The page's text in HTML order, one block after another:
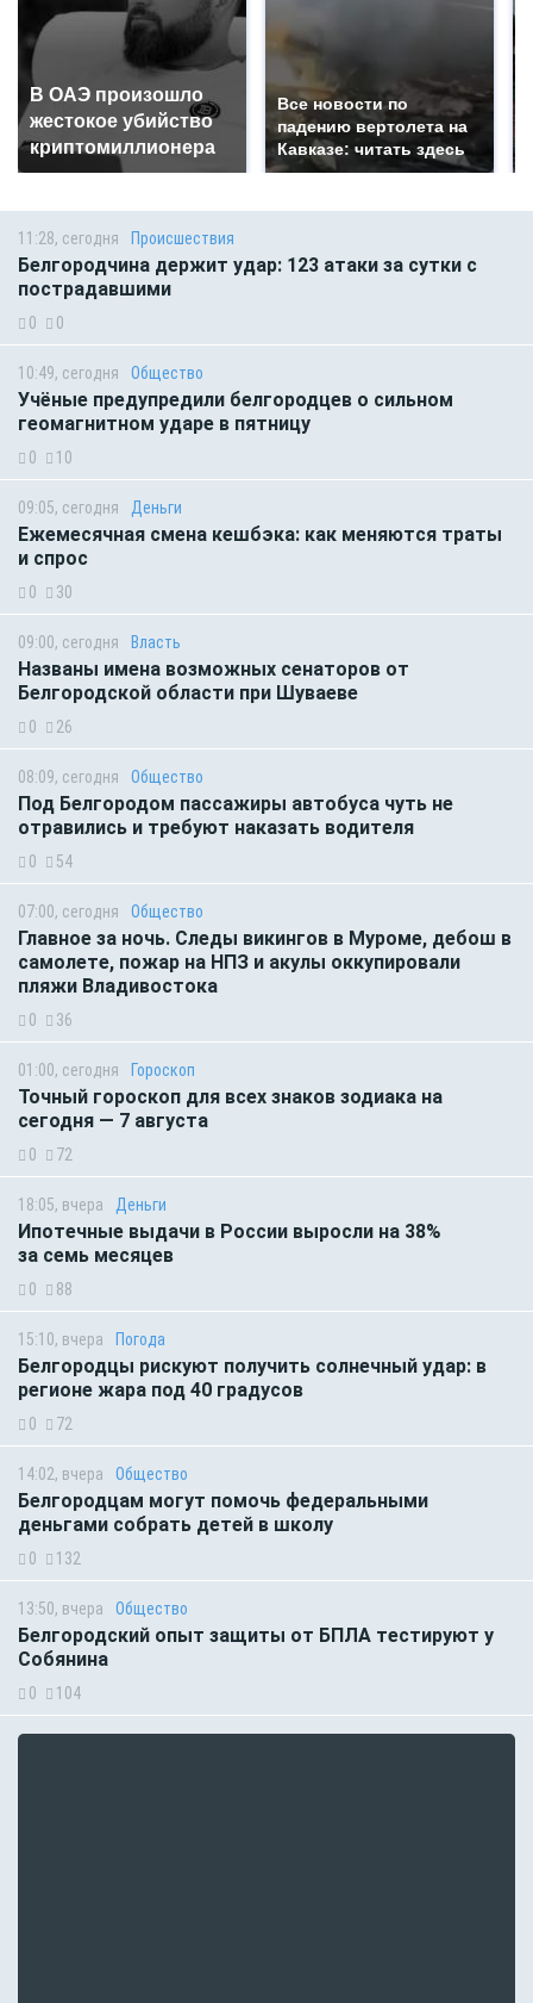
В ОАЭ произошло
жестокое убийство
криптомиллионера
Все новости по
падению вертолета на
Кавказе: читать здесь
11:28, сегодня Происшествия
Белгородчина держит удар: 123 атаки за сутки с
пострадавшими
0 0
10:49, сегодня Общество
Учёные предупредили белгородцев о сильном
геомагнитном ударе в пятницу
0 10
09:05, сегодня Деньги
Ежемесячная смена кешбэка: как меняются траты
и спрос
0 30
09:00, сегодня Власть
Названы имена возможных сенаторов от
Белгородской области при Шуваеве
0 26
08:09, сегодня Общество
Под Белгородом пассажиры автобуса чуть не
отравились и требуют наказать водителя
0 54
07:00, сегодня Общество
Главное за ночь. Следы викингов в Муроме, дебош в
самолете, пожар на НПЗ и акулы оккупировали
пляжи Владивостока
0 36
01:00, сегодня Гороскоп
Точный гороскоп для всех знаков зодиака на
сегодня — 7 августа
0 72
18:05, вчера Деньги
Ипотечные выдачи в России выросли на 38%
за семь месяцев
0 88
15:10, вчера Погода
Белгородцы рискуют получить солнечный удар: в
регионе жара под 40 градусов
0 72
14:02, вчера Общество
Белгородцам могут помочь федеральными
деньгами собрать детей в школу
0 132
13:50, вчера Общество
Белгородский опыт защиты от БПЛА тестируют у
Собянина
0 104